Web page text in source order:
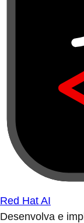
Red Hat AI
Desenvolva e